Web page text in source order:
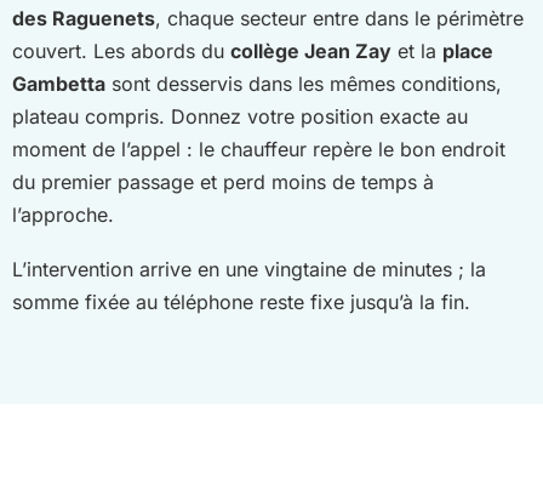
des Raguenets, chaque secteur entre dans le périmètre
couvert. Les abords du collège Jean Zay et la place
Gambetta sont desservis dans les mêmes conditions,
plateau compris. Donnez votre position exacte au
moment de l’appel : le chauffeur repère le bon endroit
du premier passage et perd moins de temps à
l’approche.
L’intervention arrive en une vingtaine de minutes ; la
somme fixée au téléphone reste fixe jusqu’à la fin.